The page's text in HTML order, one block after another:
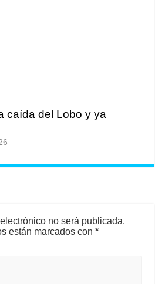
caída del Lobo y ya
no será publicada.
están marcados con*